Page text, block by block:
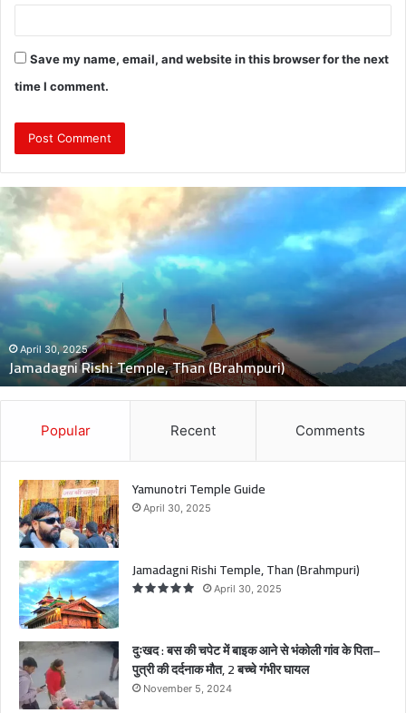
Save my name, email, and website in this browser for the next
time I comment.
(Brahmpuri)
दुः
ख
ब
च
पे
ट
में
आ
गां
व
ता
–
पु
November 5, 2024
दुःखद : बस की चपेट में बाइक आने
मौत, 2 बच्चे गंभीर घायल
Popular Recent Comments
Yamunotri Temple Guide
April 30, 2025
Jamadagni Rishi Temple, Than (Brahmpuri)
April 30, 2025
दुःखद : बस की चपेट में बाइक आने से भंकोली गांव के पिता–
पुत्री की दर्दनाक मौत, 2 बच्चे गंभीर घायल
November 5, 2024